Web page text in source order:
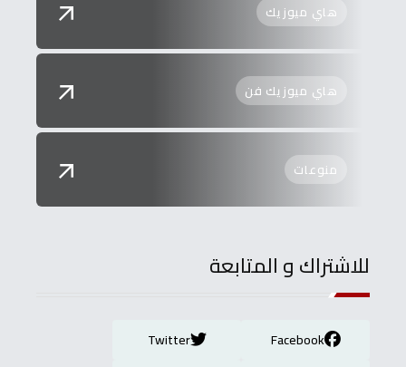
هاي ميوزيك
هاي ميوزيك فن
منوعات
للاشتراك و المتابعة
Facebook
Twitter